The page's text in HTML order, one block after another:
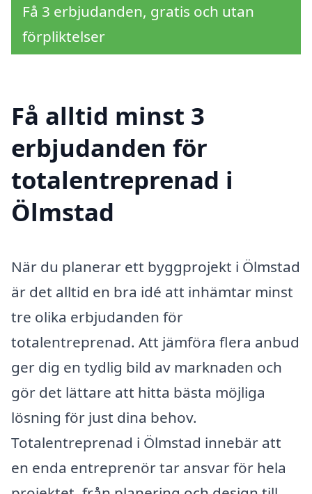
Få 3 erbjudanden, gratis och utan
förpliktelser
Få alltid minst 3
erbjudanden för
totalentreprenad i
Ölmstad
När du planerar ett byggprojekt i Ölmstad
är det alltid en bra idé att inhämtar minst
tre olika erbjudanden för
totalentreprenad. Att jämföra flera anbud
ger dig en tydlig bild av marknaden och
gör det lättare att hitta bästa möjliga
lösning för just dina behov.
Totalentreprenad i Ölmstad innebär att
en enda entreprenör tar ansvar för hela